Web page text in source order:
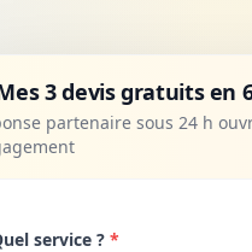
3 devis gratuits en
partenaire sous 24 h
service ?*